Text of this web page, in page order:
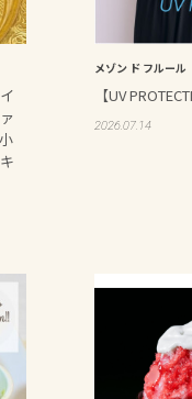
メゾン ド フルール
【UV
2026.07.14